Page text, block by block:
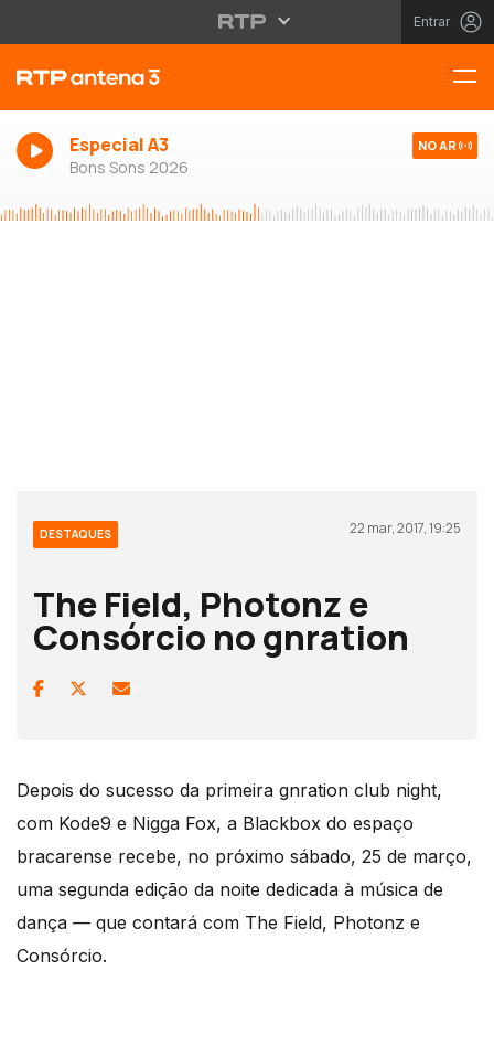
Entrar
Especial A3
Bons Sons 2026
NO AR
DESTAQUES 22 mar, 2017, 19:25
The Field, Photonz e
Consórcio no gnration
Depois do sucesso da primeira gnration club night,
com Kode9 e Nigga Fox, a Blackbox do espaço
bracarense recebe, no próximo sábado, 25 de março,
uma segunda edição da noite dedicada à música de
dança — que contará com The Field, Photonz e
Consórcio.